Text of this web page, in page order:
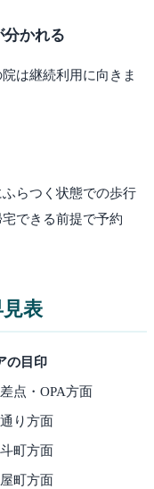
かれる
は継続利用に向きま
らつく状態での歩行
できる前提で予約
表
の目印
点・OPA方面
り方面
町方面
町方面